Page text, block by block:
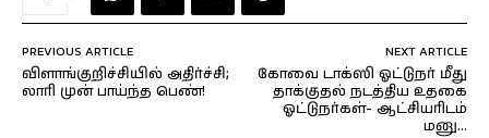
PREVIOUS ARTICLE
விளாங்குறிச்சியில் அதிர்ச்சி;
லாரி முன் பாய்ந்த பெண்!
NEXT ARTICLE
கோவை டாக்ஸி ஓட்டுநர் மீது
தாக்குதல் நடத்திய உதகை
ஓட்டுநர்கள்- ஆட்சியரிடம்
மனு…